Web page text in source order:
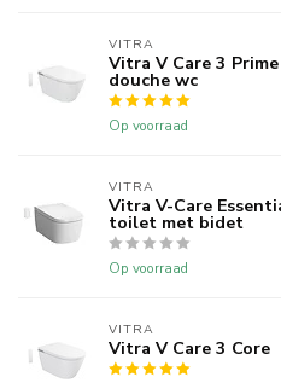
VITRA
Vitra V Care 3
douche wc
Op voorraad
VITRA
Vitra V-Care
toilet met bidet
Op voorraad
VITRA
Vitra V Care 3 Core